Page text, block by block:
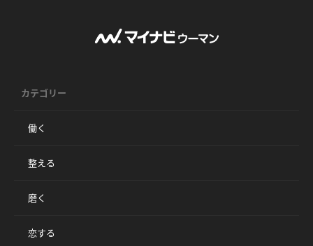
カテゴリー
働く
整える
磨く
恋する